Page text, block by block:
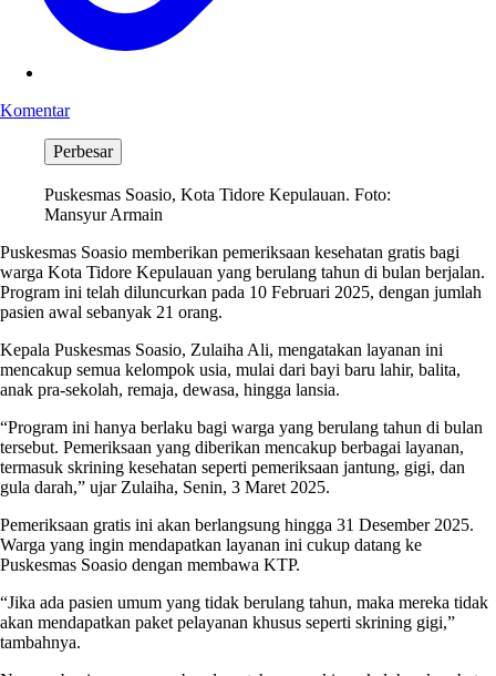
Komentar
Perbesar
Puskesmas Soasio, Kota Tidore Kepulauan. Foto:
Mansyur Armain
Puskesmas Soasio memberikan pemeriksaan kesehatan gratis bagi
warga Kota Tidore Kepulauan yang berulang tahun di bulan berjalan.
Program ini telah diluncurkan pada 10 Februari 2025, dengan jumlah
pasien awal sebanyak 21 orang.
Kepala Puskesmas Soasio, Zulaiha Ali, mengatakan layanan ini
mencakup semua kelompok usia, mulai dari bayi baru lahir, balita,
anak pra-sekolah, remaja, dewasa, hingga lansia.
“Program ini hanya berlaku bagi warga yang berulang tahun di bulan
tersebut. Pemeriksaan yang diberikan mencakup berbagai layanan,
termasuk skrining kesehatan seperti pemeriksaan jantung, gigi, dan
gula darah,” ujar Zulaiha, Senin, 3 Maret 2025.
Pemeriksaan gratis ini akan berlangsung hingga 31 Desember 2025.
Warga yang ingin mendapatkan layanan ini cukup datang ke
Puskesmas Soasio dengan membawa KTP.
“Jika ada pasien umum yang tidak berulang tahun, maka mereka tidak
akan mendapatkan paket pelayanan khusus seperti skrining gigi,”
tambahnya.